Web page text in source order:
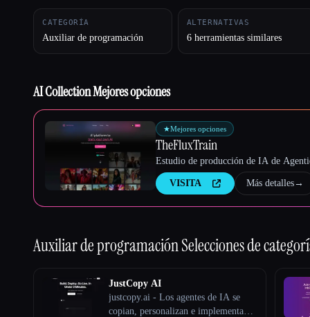
CATEGORÍA
Auxiliar de programación
ALTERNATIVAS
6 herramientas similares
AI Collection Mejores opciones
★Mejores opciones
TheFluxTrain
Estudio de producción de IA de
VISITA Más detalles→
Auxiliar de programaciónSelecciones de
JustCopy AI
justcopy.ai - Los agentes de IA se
copian, personalizan e implementan